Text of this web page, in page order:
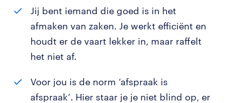
Jij bent iemand die goed is in het
afmaken van zaken. Je werkt efficiënt en
houdt er de vaart lekker in, maar raffelt
het niet af.
Voor jou is de norm ‘afspraak is
afspraak’. Hier staar je je niet blind op, er